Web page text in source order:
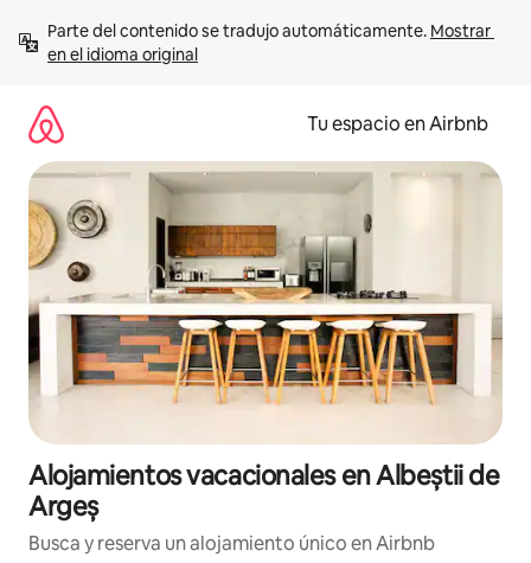
contenido
Parte del contenido se tradujo automáticamente. Mostrar
en el idioma original
Tu espacio en Airbnb
Alojamientos vacacionales en Albeștii de
Argeș
Busca y reserva un alojamiento único en Airbnb